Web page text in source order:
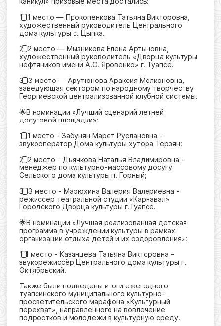
1️⃣ 1 место — Прокопенкова Татьяна Викторовна,
художественный руководитель Центрального
дома культуры с. Цыпка.
2️⃣ 2 место — Мызникова Елена Артыновна,
художественный руководитель «Дворца культуры
нефтяников имени А.С. Яровенко» г. Туапсе.
3️⃣ 3 место — Арутюнова Араксия Мелконовна,
заведующая сектором по народному творчеству
Георгиевской централизованной клубной системы.
🌟В номинации «Лучший сценарий летней
досуговой площадки»:
1️⃣ 1 место - Забунян Марет Руслановна -
звукооператор Дома культуры хутора Терзян;
2️⃣ 2 место - Дьячкова Наталья Владимировна -
менеджер по культурно-массовому досугу
Сельского дома культуры п. Горный;
3️⃣ 3 место - Марюхина Валерия Валериевна -
режиссер театральной студии «Карнавал»
Городского Дворца культуры г.Туапсе.
🌟В номинации «Лучшая реализованная детская
программа в учреждении культуры в рамках
организации отдыха детей и их оздоровления»:
1️⃣1 место - Казанцева Татьяна Викторовна -
звукорежиссёр Центрального дома культуры п.
Октябрьский.
Также были подведены итоги ежегодного
туапсинского муниципального культурно-
просветительского марафона «Культурный
перехват», направленного на вовлечение
подростков и молодежи в культурную среду.